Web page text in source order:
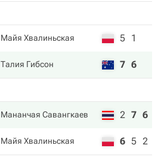
Майя Хвалиньская 5 1
Талия Гибсон 7 6
Мананчая Савангкаев 2 7 6
Майя Хвалиньская 6 5 2